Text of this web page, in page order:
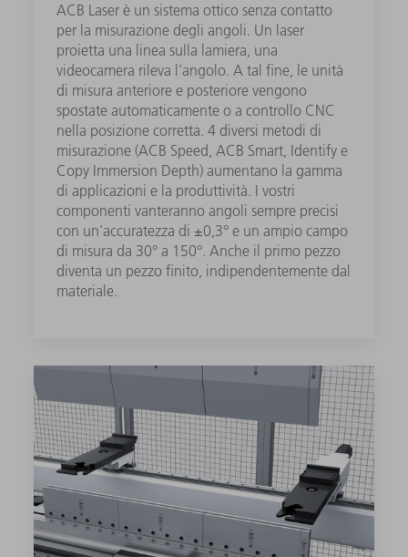
ACB Laser è un sistema ottico senza contatto
per la misurazione degli angoli. Un laser
proietta una linea sulla lamiera, una
videocamera rileva l'angolo. A tal fine, le unità
di misura anteriore e posteriore vengono
spostate automaticamente o a controllo CNC
nella posizione corretta. 4 diversi metodi di
misurazione (ACB Speed, ACB Smart, Identify e
Copy Immersion Depth) aumentano la gamma
di applicazioni e la produttività. I vostri
componenti vanteranno angoli sempre precisi
con un'accuratezza di ±0,3° e un ampio campo
di misura da 30° a 150°. Anche il primo pezzo
diventa un pezzo finito, indipendentemente dal
materiale.